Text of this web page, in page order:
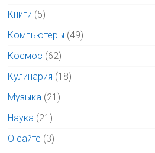
Книги (5)
Компьютеры (49)
Космос (62)
Кулинария (18)
Музыка (21)
Наука (21)
О сайте (3)